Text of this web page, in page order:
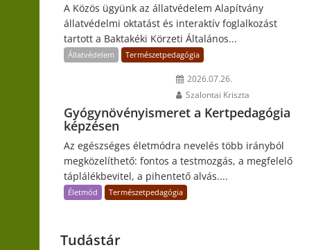
A Közös ügyünk az állatvédelem Alapítvány
állatvédelmi oktatást és interaktív foglalkozást
tartott a Baktakéki Körzeti Általános...
Állatvédelem Természetpedagógia
2026.07.26.
Szalontai Kriszta
Gyógynövényismeret a Kertpedagógia
képzésen
Az egészséges életmódra nevelés több irányból
megközelíthető: fontos a testmozgás, a megfelelő
táplálékbevitel, a pihentető alvás....
Életmód Természetpedagógia
Tudástár